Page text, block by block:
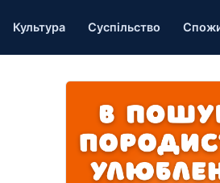
Культура Суспільство